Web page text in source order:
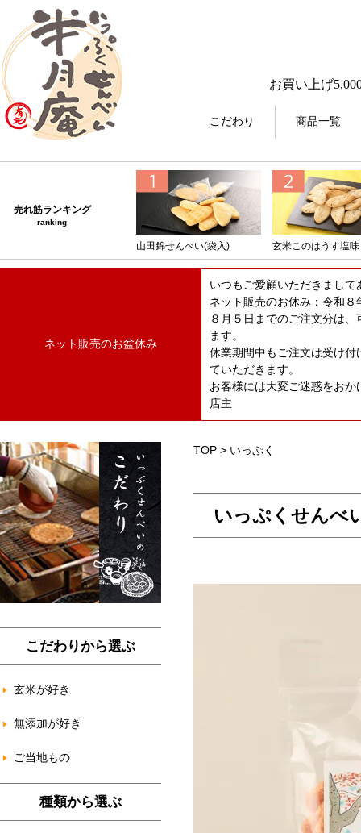
お買い上げ
こだわり 商品一覧
売れ筋ランキング
ranking
山田錦せんべい(袋入) 玄米このはうす塩味
ネット販売のお盆休み
いつもご愛顧いただきまし
ネット販売のお休み：令和
８月５日までのご注文分は
ます。
休業期間中もご注文は受け
ていただきます。
お客様には大変ご迷惑をお
店主
こだわりから選ぶ
玄米が好き
無添加が好き
ご当地もの
種類から選ぶ
TOP > いっぷく
いっぷくせん